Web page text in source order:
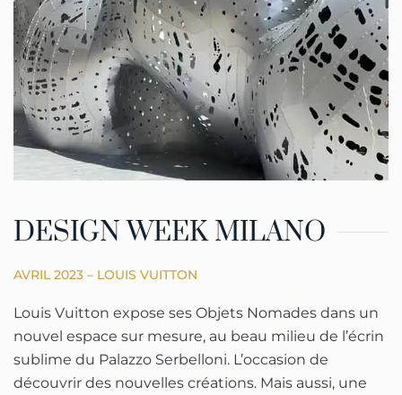
DESIGN WEEK MILANO
AVRIL 2023 – LOUIS VUITTON
Louis Vuitton expose ses Objets Nomades dans un
nouvel espace sur mesure, au beau milieu de l’écrin
sublime du Palazzo Serbelloni. L’occasion de
découvrir des nouvelles créations. Mais aussi, une